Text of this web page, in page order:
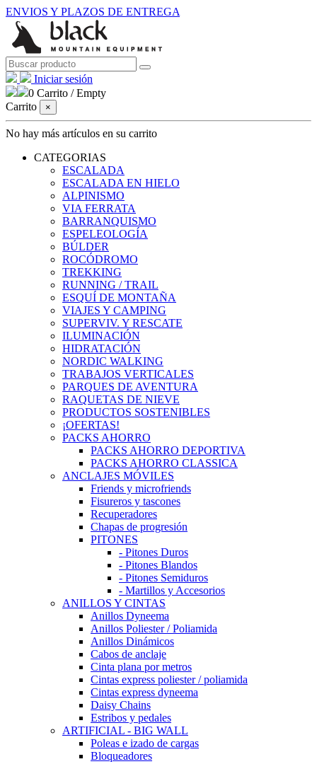
ENVIOS Y PLAZOS DE ENTREGA
Iniciar sesión
0 Carrito /Empty
Carrito
×
No hay más artículos en su carrito
CATEGORIAS
ESCALADA
ESCALADA EN HIELO
ALPINISMO
VIA FERRATA
BARRANQUISMO
ESPELEOLOGÍA
BÚLDER
ROCÓDROMO
TREKKING
RUNNING / TRAIL
ESQUÍ DE MONTAÑA
VIAJES Y CAMPING
SUPERVIV. Y RESCATE
ILUMINACIÓN
HIDRATACIÓN
NORDIC WALKING
TRABAJOS VERTICALES
PARQUES DE AVENTURA
RAQUETAS DE NIEVE
PRODUCTOS SOSTENIBLES
¡OFERTAS!
PACKS AHORRO
PACKS AHORRO DEPORTIVA
PACKS AHORRO CLASSICA
ANCLAJES MÓVILES
Friends y microfriends
Fisureros y tascones
Recuperadores
Chapas de progresión
PITONES
- Pitones Duros
- Pitones Blandos
- Pitones Semiduros
- Martillos y Accesorios
ANILLOS Y CINTAS
Anillos Dyneema
Anillos Poliester / Poliamida
Anillos Dinámicos
Cabos de anclaje
Cinta plana por metros
Cintas express poliester / poliamida
Cintas express dyneema
Daisy Chains
Estribos y pedales
ARTIFICIAL - BIG WALL
Poleas e izado de cargas
Bloqueadores